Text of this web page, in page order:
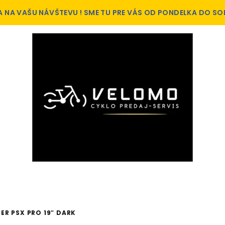
NA VAŠU NÁVŠTEVU ! SME TU PRE VÁS OD PONDELKA DO
PSX PRO 19″ DARK